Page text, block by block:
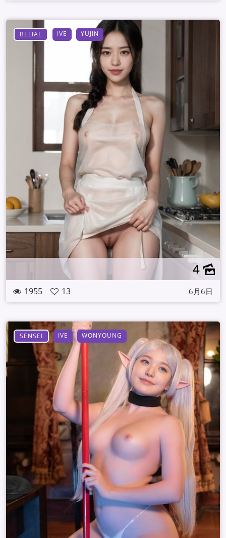
BELIAL IVE YUJIN
4
1955 13 6月6日
SENSEI IVE WONYOUNG